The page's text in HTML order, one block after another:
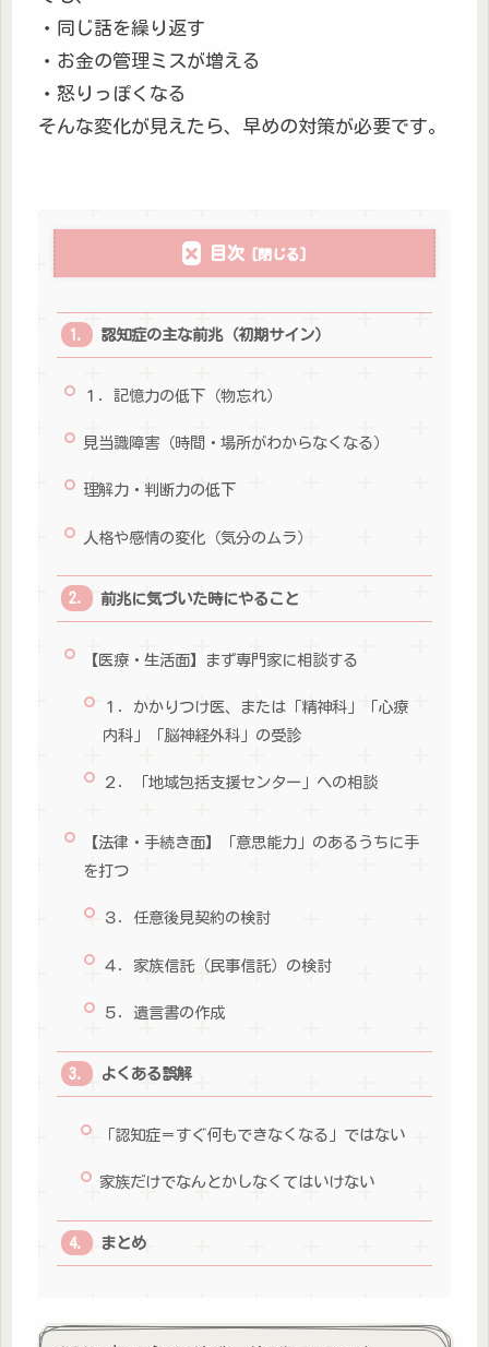
・同じ話を繰り返す
・お金の管理ミスが増える
・怒りっぽくなる
そんな変化が見えたら、早めの対策が必要です。
目次
認知症の主な前兆（初期サイン）
１．記憶力の低下（物忘れ）
見当識障害（時間・場所がわからなくなる）
理解力・判断力の低下
人格や感情の変化（気分のムラ）
前兆に気づいた時にやること
【医療・生活面】まず専門家に相談する
１．かかりつけ医、または「精神科」「心療
内科」「脳神経外科」の受診
２．「地域包括支援センター」への相談
【法律・手続き面】「意思能力」のあるうちに手
を打つ
３．任意後見契約の検討
４．家族信託（民事信託）の検討
５．遺言書の作成
よくある誤解
「認知症＝すぐ何もできなくなる」ではない
家族だけでなんとかしなくてはいけない
まとめ